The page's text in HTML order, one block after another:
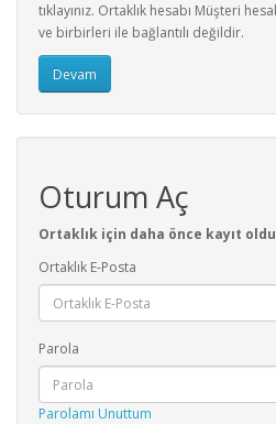
tıklayınız. Ortaklık hesabı Müşteri
ve birbirleri ile bağlantılı değildir.
Devam
Oturum Aç
Ortaklık için daha önce kayıt
Ortaklık E-Posta
Parola
Parolamı Unuttum